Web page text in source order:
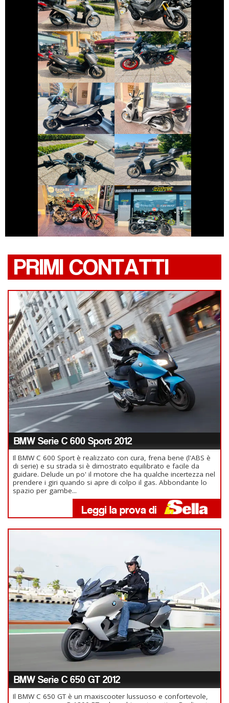
HONDA SH SYM ADX-400
YAMAHA XMAX
€ 3.290 €
YAMAHA MT-07
€ 5.990 €
HONDA FORZA-
350
€ 4.250 €
HONDA SH
€ 2.490 €
YAMAHA SR
€ 2.490 €
HONDA SH
€ 2.390 €
KEEWAY RKF
€ 2.800 €
BMW R-NINET
€ 10.490 €
PRIMI CONTATTI
BMW Serie C 600 Sport 2012
Il BMW C 600 Sport è realizzato con cura, frena bene (l'ABS è
di serie) e su strada si è dimostrato equilibrato e facile da
guidare. Delude un po' il motore che ha qualche incertezza nel
prendere i giri quando si apre di colpo il gas. Abbondante lo
spazio per gambe...
BMW Serie C 650 GT 2012
Il BMW C 650 GT è un maxiscooter lussuoso e confortevole,